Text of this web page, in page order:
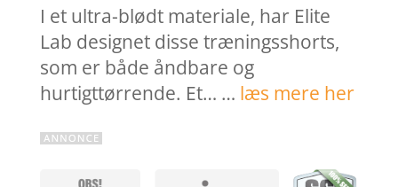
I et ultra-blødt materiale, har Elite
Lab designet disse træningsshorts,
som er både åndbare og
hurtigttørrende. Et… … læs mere her